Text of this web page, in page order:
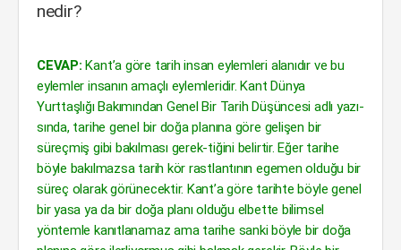
nedir?
CEVAP: Kant’a göre tarih insan eylemleri alanıdır ve bu
eylemler insanın amaçlı eylemleridir. Kant Dünya
Yurttaşlığı Bakımından Genel Bir Tarih Düşüncesi adlı yazı-
sında, tarihe genel bir doğa planına göre gelişen bir
süreçmiş gibi bakılması gerek-tiğini belirtir. Eğer tarihe
böyle bakılmazsa tarih kör rastlantının egemen olduğu bir
süreç olarak görünecektir. Kant’a göre tarihte böyle genel
bir yasa ya da bir doğa planı olduğu elbette bilimsel
yöntemle kanıtlanamaz ama tarihe sanki böyle bir doğa